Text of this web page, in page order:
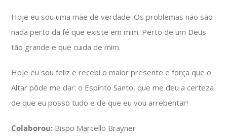
Hoje eu sou uma mãe de verdade. Os problemas não são
nada perto da fé que existe em mim. Perto de um Deus
tão grande e que cuida de mim.
Hoje eu sou feliz e recebi o maior presente e força que o
Altar pôde me dar: o Espírito Santo, que me deu a certeza
de que eu posso tudo e de que eu vou arrebentar!
Colaborou: Bispo Marcello Brayner